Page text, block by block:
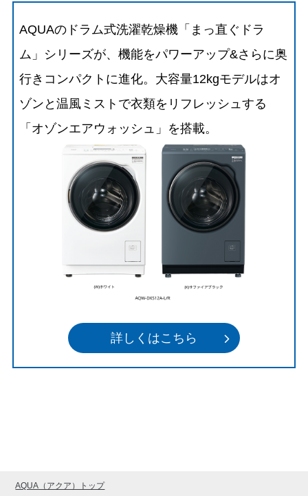
AQUAのドラム式洗濯乾燥機「まっ直ぐドラ
ム」シリーズが、機能をパワーアップ&さらに奥
行きコンパクトに進化。大容量12kgモデルはオ
ゾンと温風ミストで衣類をリフレッシュする
「オゾンエアウォッシュ」を搭載。
詳しくはこちら
AQUA（アクア）トップ